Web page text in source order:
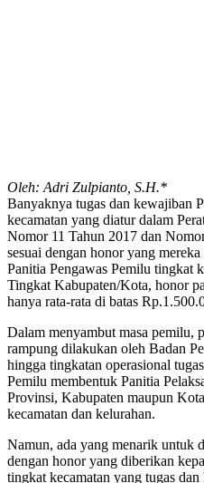
Oleh: Adri Zulpianto, S.H.*
Banyaknya tugas dan kewajiban
kecamatan yang diatur dalam
Nomor 11 Tahun 2017 dan
sesuai dengan honor yang
Panitia Pengawas Pemilu tingkat
Tingkat Kabupaten/Kota, honor
hanya rata-rata di batas
Dalam menyambut masa pemilu,
rampung dilakukan oleh Badan
hingga tingkatan operasional
Pemilu membentuk Panitia
Provinsi, Kabupaten maupun
kecamatan dan kelurahan.
Namun, ada yang menarik untuk
dengan honor yang diberikan
tingkat kecamatan yang tugas